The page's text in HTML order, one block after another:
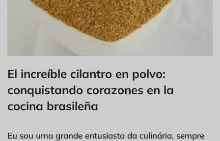
El increíble cilantro en polvo:
conquistando corazones en la
cocina brasileña
Eu sou uma grande entusiasta da culinária, sempre